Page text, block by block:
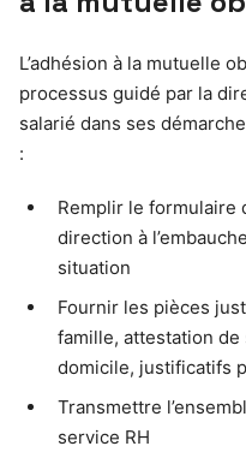
L’adhésion à la mutuelle
processus guidé par la
salarié dans ses
:
Remplir le formulaire
direction à
situation
Fournir les pièces
famille, attestation
domicile, justificatifs
Transmettre
service RH